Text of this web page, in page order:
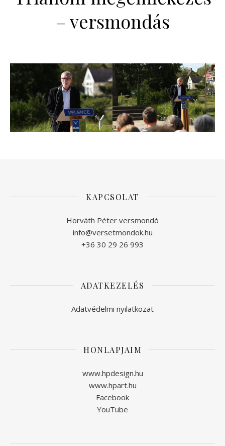
– versmondás
KAPCSOLAT
Horváth Péter versmondó
info@versetmondok.hu
+36 30 29 26 993
ADATKEZELÉS
Adatvédelmi nyilatkozat
HONLAPJAIM
www.hpdesign.hu
www.hpart.hu
Facebook
YouTube